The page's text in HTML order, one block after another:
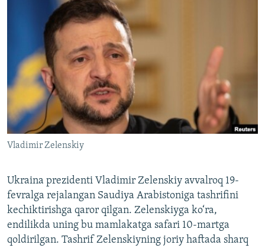
Озодлик бошқа тилларда
Vladimir Zelenskiy
Ukraina prezidenti Vladimir Zelenskiy avvalroq 19-
fevralga rejalangan Saudiya Arabistoniga tashrifini
kechiktirishga qaror qilgan. Zelenskiyga ko‘ra,
endilikda uning bu mamlakatga safari 10-martga
qoldirilgan. Tashrif Zelenskiyning joriy haftada sharq